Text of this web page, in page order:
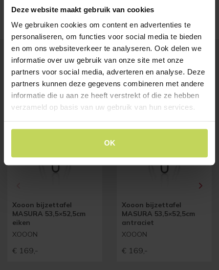
Deze website maakt gebruik van cookies
We gebruiken cookies om content en advertenties te
personaliseren, om functies voor social media te bieden
en om ons websiteverkeer te analyseren. Ook delen we
informatie over uw gebruik van onze site met onze
partners voor social media, adverteren en analyse. Deze
partners kunnen deze gegevens combineren met andere
informatie die u aan ze heeft verstrekt of die ze hebben
verzameld op basis van uw gebruik van hun services.
OK
BESTSELLERS
Klanten bekeken ook
Xooon bijzettafel
MASURA 53,5×52,5cm
eiken
XOOON
€ 169,-
Xooon bijzettafel
MASURA 53,5×52,5cm
antraciet
XOOON
€ 169,-